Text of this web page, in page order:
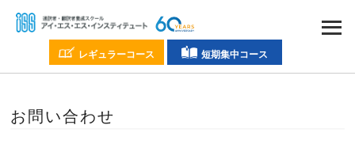
レギュラーコース 短期集中コース
お問い合わせ